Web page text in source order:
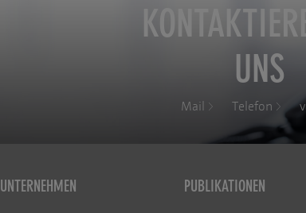
UNS
Mail Telefon
UNTERNEHMEN PUBLIKATIONEN